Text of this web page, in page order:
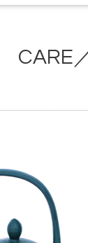
CARE